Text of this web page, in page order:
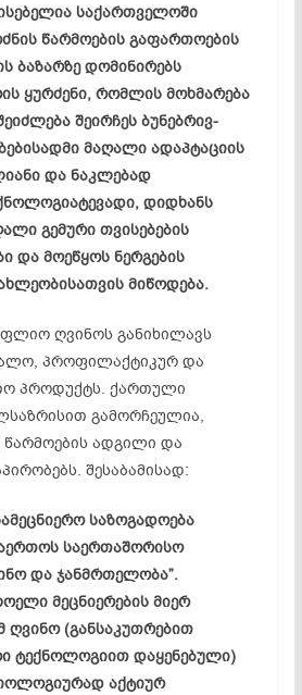
საქართველოში
წარმოების გაფართოების
ბაზარზე დომინირებს
ყურძენი, რომლის მოხმარება
შეირჩეს ბუნებრივ-
მაღალი ადაპტაციის
და ნაკლებად
დიდხანს
გემური თვისებების
და მოეწყოს ნერგების
მიწოდება.
ღვინოს განიხილავს
პროფილაქტიკურ და
პროდუქტს. ქართული
გამორჩეულია,
წარმოების ადგილი და
შესაბამისად:
საზოგადოება
საერთაშორისო
და ჯანმრთელობა”.
მეცნიერების მიერ
(განსაკუთრებით
ტექნოლოგიით დაყენებული)
აქტიურ